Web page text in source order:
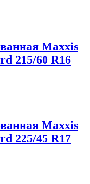
Maxxis
215/60 R16
Maxxis
225/45 R17